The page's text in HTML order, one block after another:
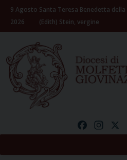
Skip
content
9 Agosto
2026
Santa Teresa Benedetta della
(Edith) Stein, vergine
Facebook